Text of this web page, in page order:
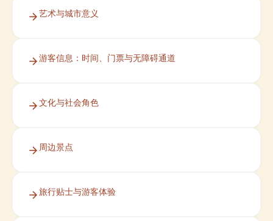
艺术与城市意义
游客信息：时间、门票与无障碍通道
文化与社会角色
周边景点
旅行贴士与游客体验